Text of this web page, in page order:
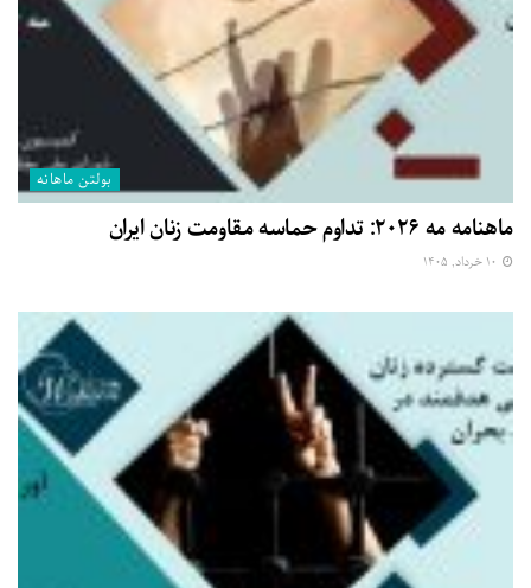
بولتن ماهانه
ماهنامه مه ۲۰۲۶: تداوم حماسه مقاومت زنان ایران